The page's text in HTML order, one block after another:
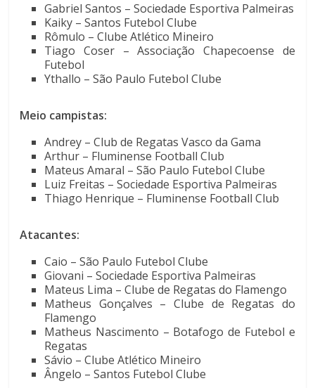
Gabriel Santos – Sociedade Esportiva Palmeiras
Kaiky – Santos Futebol Clube
Rômulo – Clube Atlético Mineiro
Tiago Coser – Associação Chapecoense de
Futebol
Ythallo – São Paulo Futebol Clube
Meio campistas:
Andrey – Club de Regatas Vasco da Gama
Arthur – Fluminense Football Club
Mateus Amaral – São Paulo Futebol Clube
Luiz Freitas – Sociedade Esportiva Palmeiras
Thiago Henrique – Fluminense Football Club
Atacantes:
Caio – São Paulo Futebol Clube
Giovani – Sociedade Esportiva Palmeiras
Mateus Lima – Clube de Regatas do Flamengo
Matheus Gonçalves – Clube de Regatas do
Flamengo
Matheus Nascimento – Botafogo de Futebol e
Regatas
Sávio – Clube Atlético Mineiro
Ângelo – Santos Futebol Clube